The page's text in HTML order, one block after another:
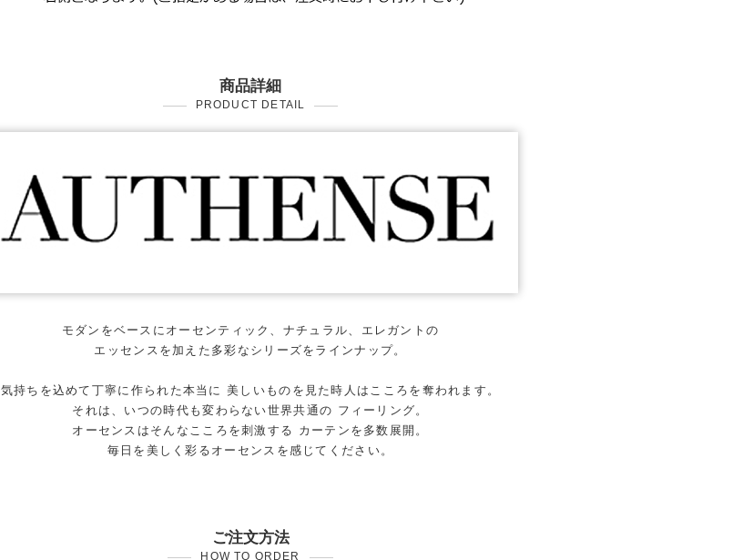
ご注文方法
HOW TO ORDER
商品詳細
PRODUCT DETAIL
モダンをベースにオーセンティック、ナチュラル、エレガントの
エッセンスを加えた多彩なシリーズをラインナップ。
気持ちを込めて丁寧に作られた本当に 美しいものを見た時人はこころを奪われます。
それは、いつの時代も変わらない世界共通の フィーリング。
オーセンスはそんなこころを刺激する カーテンを多数展開。
毎日を美しく彩るオーセンスを感じてください。